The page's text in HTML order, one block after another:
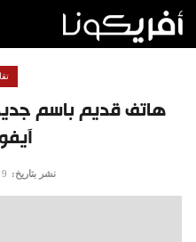
هاتف قديم باسم
نشر بتاريخ: 9 سبتمبر 2022